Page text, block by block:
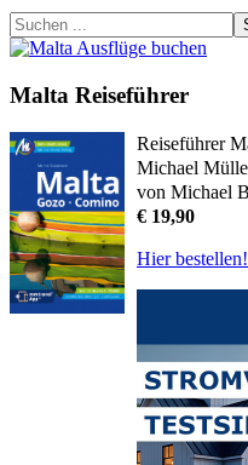
Malta Reiseführer
Reiseführer
Michael
von Michael
€ 19,90
Hier bestellen!